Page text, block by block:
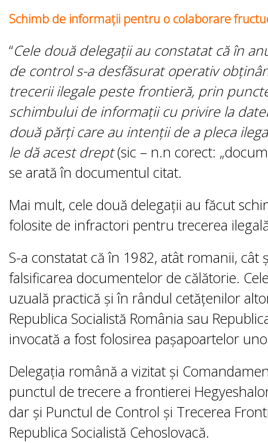
Schimb de informaţii pentru o colaborare
“Cele două delegații au constatat că în
de control s-a desfăsurat operativ
trecerii ilegale peste frontieră, prin
schimbului de informații cu privire la
două părți care au intenții de a pleca
le dă acest drept(sic – n.n corect:
se arată în documentul citat.
Mai mult, cele două delegații au făcut
folosite de infractori pentru trecerea
S-a constatat că în 1982, atât romanii, cât
falsificarea documentelor de călătorie.
uzuală practică și în rândul cetățenilor
Republica Socialistă România sau
invocată a fost folosirea pașapoartelor
Delegația română a vizitat şi
punctul de trecere a frontierei
dar şi Punctul de Control şi Trecerea
Republica Socialistă Cehoslovacă.